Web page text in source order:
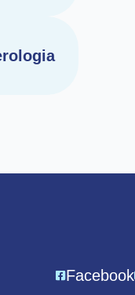
Facebook